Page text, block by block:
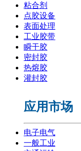
粘合剂
点胶设备
表面处理
工业胶带
瞬干胶
密封胶
热熔胶
灌封胶
应用市场
电子电气
一般工业